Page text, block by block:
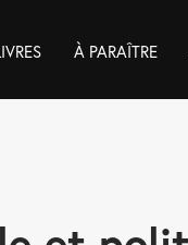
À PARAÎTRE